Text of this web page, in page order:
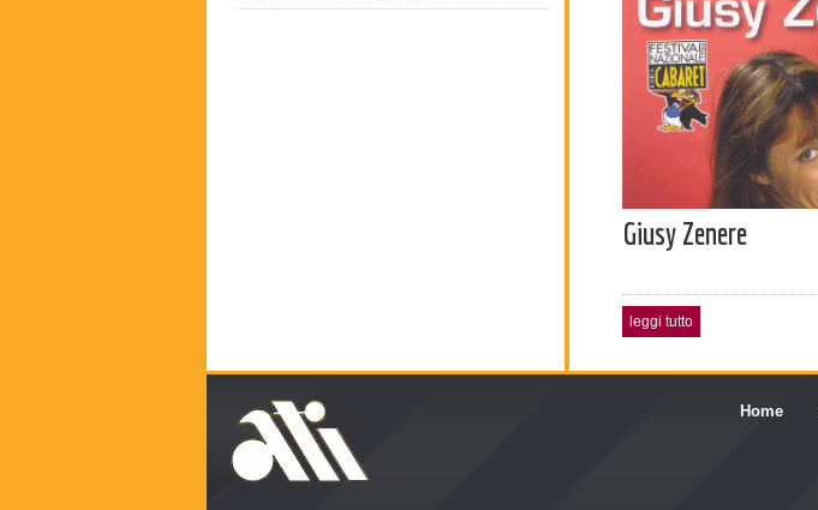
Giusy Zenere
leggi tutto
Home